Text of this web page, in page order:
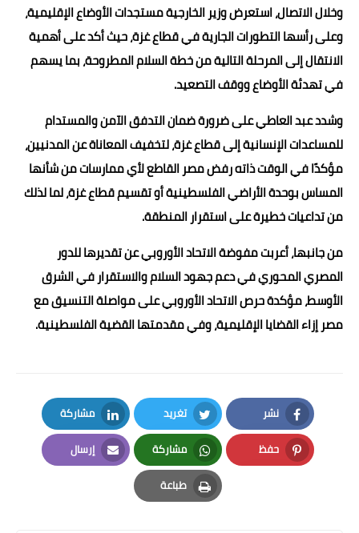
وخلال الاتصال، استعرض وزير الخارجية مستجدات الأوضاع الإقليمية،
وعلى رأسها التطورات الجارية في قطاع غزة، حيث أكد على أهمية
الانتقال إلى المرحلة التالية من خطة السلام المطروحة، بما يسهم
في تهدئة الأوضاع ووقف التصعيد.
وشدد عبد العاطي على ضرورة ضمان التدفق الآمن والمستدام
للمساعدات الإنسانية إلى قطاع غزة، لتخفيف المعاناة عن المدنيين،
مؤكدًا في الوقت ذاته رفض مصر القاطع لأي ممارسات من شأنها
المساس بوحدة الأراضي الفلسطينية أو تقسيم قطاع غزة، لما لذلك
من تداعيات خطيرة على استقرار المنطقة.
من جانبها، أعربت مفوضة الاتحاد الأوروبي عن تقديرها للدور
المصري المحوري في دعم جهود السلام والاستقرار في الشرق
الأوسط، مؤكدة حرص الاتحاد الأوروبي على مواصلة التنسيق مع
مصر إزاء القضايا الإقليمية، وفي مقدمتها القضية الفلسطينية.
نشر
Facebook
تغريد
Twitter
مشاركة
LinkedIn
حفظ
Pinterest
مشاركة
Whatsapp
إرسال
Email
طباعة
Print